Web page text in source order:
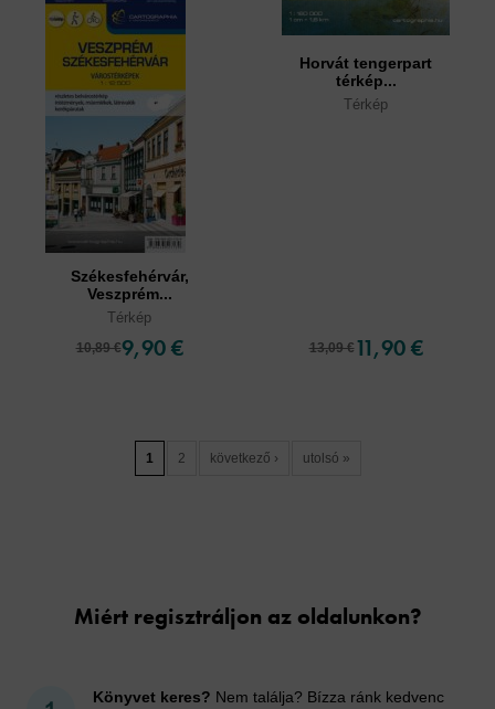
Székesfehérvár,
Veszprém...
Térkép
10,89 €9,90 €
Horvát tengerpart
térkép...
Térkép
13,09 € 11,90 €
1 2 következő › utolsó »
Miért regisztráljon az oldalunkon?
Könyvet keres? Nem találja? Bízza ránk kedvenc